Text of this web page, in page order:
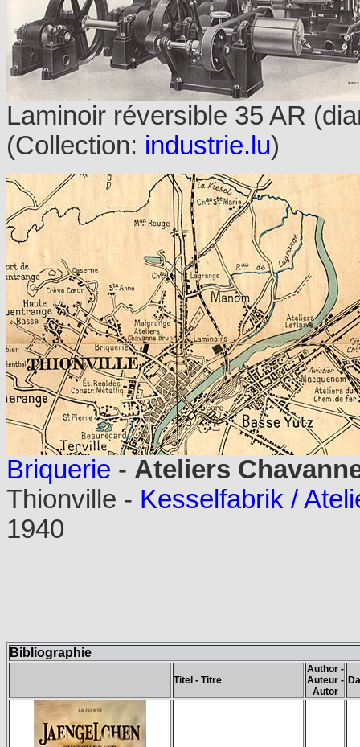
Laminoir réversible 35 AR
(Collection: industrie.lu)
Briquerie - Ateliers
Thionville - Kesselfabrik /
1940
Bibliographie
Titel - Titre
Author -
Auteur -
Autor